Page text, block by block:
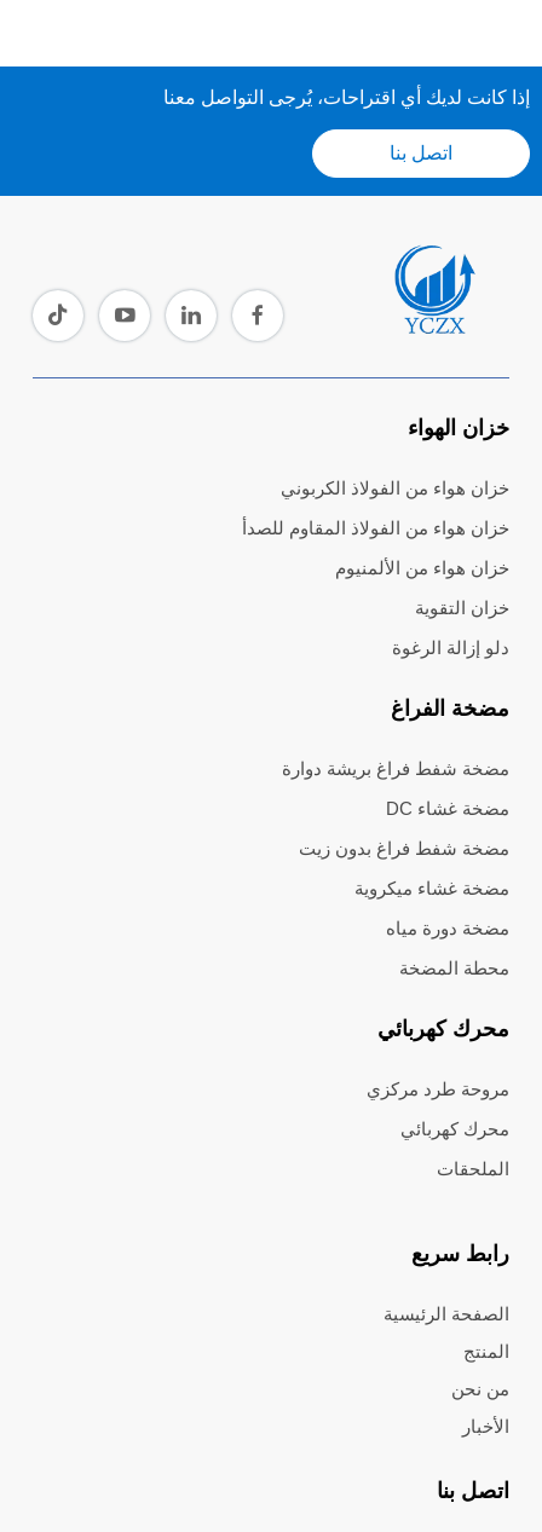
إذا كانت لديك أي اقتراحات، يُرجى التواصل معنا
اتصل بنا
خزان الهواء
خزان هواء من الفولاذ الكربوني
خزان هواء من الفولاذ المقاوم للصدأ
خزان هواء من الألمنيوم
خزان التقوية
دلو إزالة الرغوة
مضخة الفراغ
مضخة شفط فراغ بريشة دوارة
مضخة غشاء DC
مضخة شفط فراغ بدون زيت
مضخة غشاء ميكروية
مضخة دورة مياه
محطة المضخة
محرك كهربائي
مروحة طرد مركزي
محرك كهربائي
الملحقات
رابط سريع
الصفحة الرئيسية
المنتج
من نحن
الأخبار
اتصل بنا